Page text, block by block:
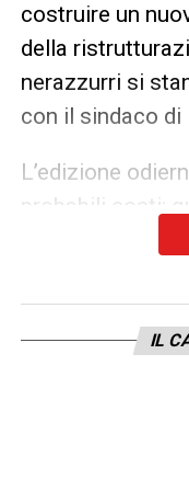
costruire un
della
nerazzurri si
con il sindaco di
L’edizione
probabili costi:
optassero per
di 300-400M€
miliardo per
IL